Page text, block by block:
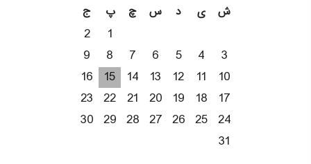
ج
پ چ س د ی
ش
2
1
9
8 7 6 5 4
3
16
15 14 13 12 11
10
23 22 21 20 19 18
17
30 29 28 27 26 25 24
31